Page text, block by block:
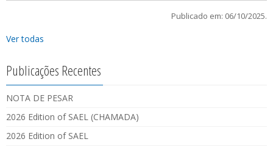
Publicado em: 06/10/2025.
Ver todas
Publicações Recentes
NOTA DE PESAR
2026 Edition of SAEL (CHAMADA)
2026 Edition of SAEL